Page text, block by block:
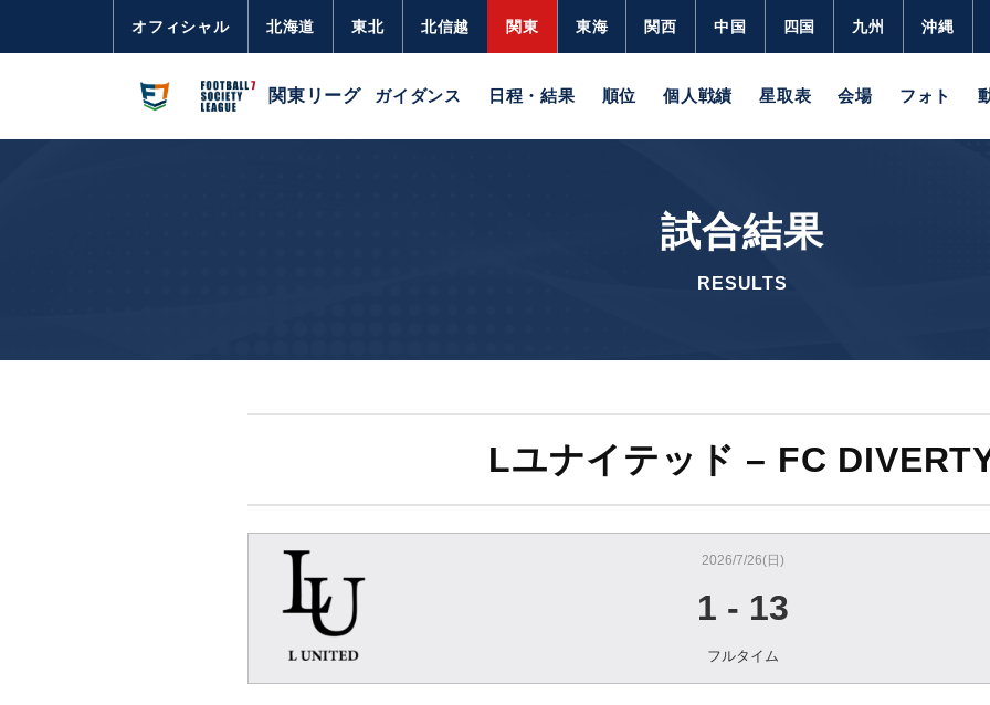
オフィシャル 北海道 東北 北信越 関東 東海 関西 中国 四国 九州 沖縄
関東リーグ ガイダンス 日程・結果 順位 個人戦績 星取表 会場 フォト
試合結果
RESULTS
Lユナイテッド – FC
2026/7/26(日)
1 - 13
フルタイム